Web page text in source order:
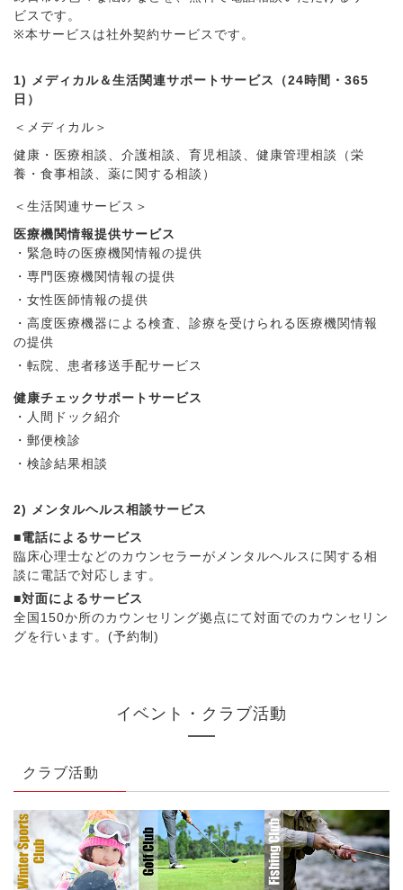
ビスです。
※本サービスは社外契約サービスです。
1) メディカル＆生活関連サポートサービス（24時間・365
日）
＜メディカル＞
健康・医療相談、介護相談、育児相談、健康管理相談（栄
養・食事相談、薬に関する相談）
＜生活関連サービス＞
医療機関情報提供サービス
・緊急時の医療機関情報の提供
・専門医療機関情報の提供
・女性医師情報の提供
・高度医療機器による検査、診療を受けられる医療機関情報
の提供
・転院、患者移送手配サービス
健康チェックサポートサービス
・人間ドック紹介
・郵便検診
・検診結果相談
2) メンタルヘルス相談サービス
■電話によるサービス
臨床心理士などのカウンセラーがメンタルヘルスに関する相
談に電話で対応します。
■対面によるサービス
全国150か所のカウンセリング拠点にて対面でのカウンセリン
グを行います。(予約制)
イベント・クラブ活動
クラブ活動